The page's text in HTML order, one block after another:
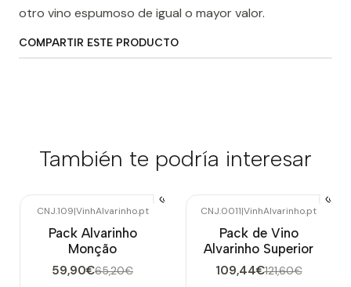
otro vino espumoso de igual o mayor valor.
COMPARTIR ESTE PRODUCTO
También te podría interesar
CNJ.109|VinhAlvarinho.pt
Pack Alvarinho
Monção
59,90€65,20€
CNJ.0011|VinhAlvarinho.pt
Pack de Vino
Alvarinho Superior
109,44€121,60€